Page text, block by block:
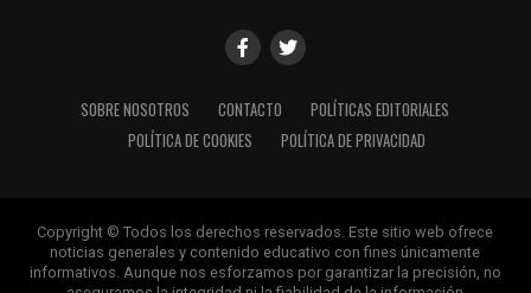
SOBRE NOSOTROS CONTACTO
POLÍTICAS EDITORIALES
POLÍTICA DE COOKIES
POLÍTICA DE PRIVACIDAD
Copyright © Todos los derechos reservados. Este sitio web ofrece
noticias generales y contenido educativo con fines únicamente
informativos. Aunque nos esforzamos por garantizar la precisión, no